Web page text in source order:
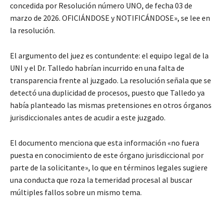
concedida por Resolución número UNO, de fecha 03 de
marzo de 2026. OFICIÁNDOSE y NOTIFICÁNDOSE», se lee en
la resolución.
El argumento del juez es contundente: el equipo legal de la
UNI y el Dr. Talledo habrían incurrido en una falta de
transparencia frente al juzgado. La resolución señala que se
detectó una duplicidad de procesos, puesto que Talledo ya
había planteado las mismas pretensiones en otros órganos
jurisdiccionales antes de acudir a este juzgado.
El documento menciona que esta información «no fuera
puesta en conocimiento de este órgano jurisdiccional por
parte de la solicitante», lo que en términos legales sugiere
una conducta que roza la temeridad procesal al buscar
múltiples fallos sobre un mismo tema.